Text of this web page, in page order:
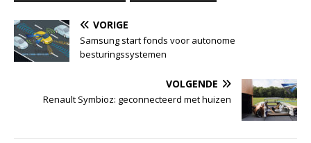
VORIGE
Samsung start fonds voor autonome
besturingssystemen
VOLGENDE
Renault Symbioz: geconnecteerd met huizen